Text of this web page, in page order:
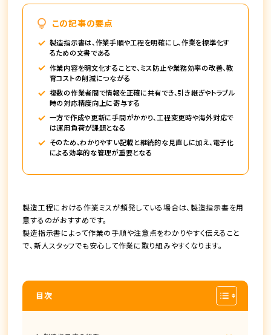
この記事の要点
製造指示書は、作業手順や工程を明確にし、作業を標準化す
るための文書である
作業内容を明文化することで、ミス防止や業務効率の改善、教
育コストの削減につながる
複数の作業者間で情報を正確に共有でき、引き継ぎやトラブル
時の対応精度向上に寄与する
一方で作成や更新に手間がかかり、工程変更時や海外対応で
は運用負荷が課題となる
そのため、わかりやすい記載と継続的な見直しに加え、電子化
による効率的な管理が重要となる
製造工程における作業ミスが頻発している場合は、製造指示書を用
意するのがおすすめです。
製造指示書によって作業の手順や注意点をわかりやすく伝えること
で、新人スタッフでも安心して作業に取り組みやすくなります。
目次